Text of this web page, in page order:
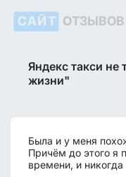
САЙТ ОТЗЫВОВ
Яндекс такси не
жизни"
Была и у меня
Причём до этого я
времени, и